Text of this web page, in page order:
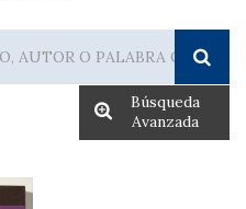
Búsqueda
Avanzada